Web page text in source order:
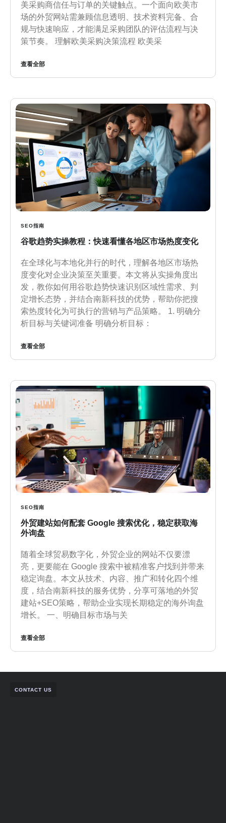
美采购商信任与订单的关键触点。一个面向欧美市
场的外贸网站需兼顾信息透明、技术资料完备、合
规与快速响应，才能满足采购团队的评估流程与决
策节奏。 理解欧美采购决策流程 欧美采
查看全部
SEO指南
谷歌趋势实操教程：快速看懂各地区市场热度变化
在全球化与本地化并行的时代，理解各地区市场热
度变化对企业决策至关重要。本文将从实操角度出
发，教你如何用谷歌趋势快速识别区域性需求、判
定增长态势，并结合南新科技的优势，帮助你把搜
索热度转化为可执行的营销与产品策略。 1. 明确分
析目标与关键词准备 明确分析目标：
查看全部
SEO指南
外贸建站如何配套 Google 搜索优化，稳定获取海
外询盘
随着全球贸易数字化，外贸企业的网站不仅要漂
亮，更要能在 Google 搜索中被精准客户找到并带来
稳定询盘。本文从技术、内容、推广和转化四个维
度，结合南新科技的服务优势，分享可落地的外贸
建站+SEO策略，帮助企业实现长期稳定的海外询盘
增长。 一、明确目标市场与关
查看全部
CONTACT US